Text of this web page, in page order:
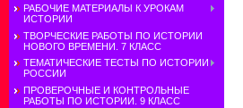
РАБОЧИЕ МАТЕРИАЛЫ К УРОКАМ
ИСТОРИИ
ТВОРЧЕСКИЕ РАБОТЫ ПО ИСТОРИИ
НОВОГО ВРЕМЕНИ. 7 КЛАСС
ТЕМАТИЧЕСКИЕ ТЕСТЫ ПО ИСТОРИИ
РОССИИ
ПРОВЕРОЧНЫЕ И КОНТРОЛЬНЫЕ
РАБОТЫ ПО ИСТОРИИ. 9 КЛАСС